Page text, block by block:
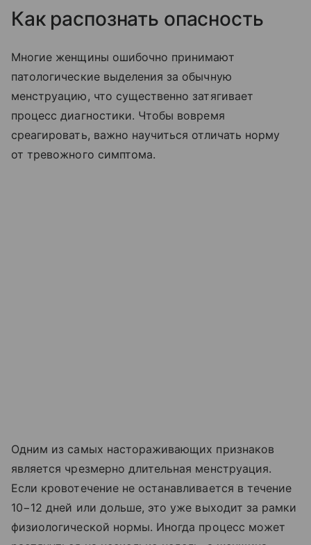
Как распознать опасность
Многие женщины ошибочно принимают
патологические выделения за обычную
менструацию, что существенно затягивает
процесс диагностики. Чтобы вовремя
среагировать, важно научиться отличать норму
от тревожного симптома.
Одним из самых настораживающих признаков
является чрезмерно длительная менструация.
Если кровотечение не останавливается в течение
10−12 дней или дольше, это уже выходит за рамки
физиологической нормы. Иногда процесс может